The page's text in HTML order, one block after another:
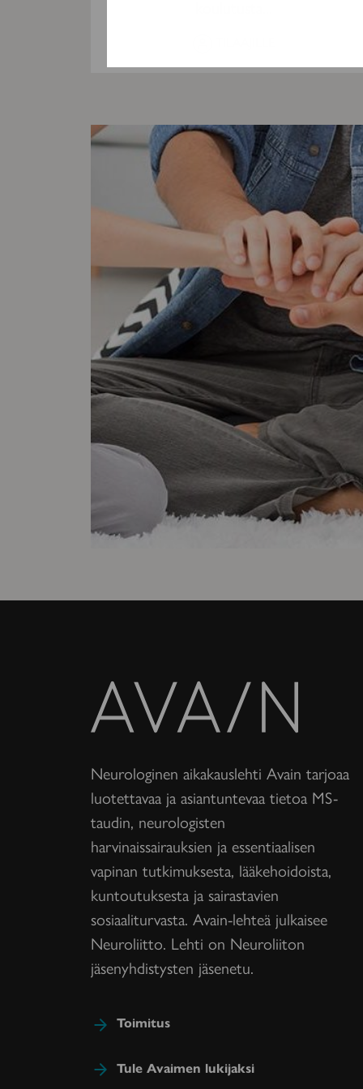
lehti
Neurologinen aikakauslehti Avain tarjoaa
luotettavaa ja asiantuntevaa tietoa MS-
taudin, neurologisten
harvinaissairauksien ja essentiaalisen
vapinan tutkimuksesta, lääkehoidoista,
kuntoutuksesta ja sairastavien
sosiaaliturvasta. Avain-lehteä julkaisee
Neuroliitto. Lehti on Neuroliiton
jäsenyhdistysten jäsenetu.
Toimitus
Tule Avaimen lukijaksi